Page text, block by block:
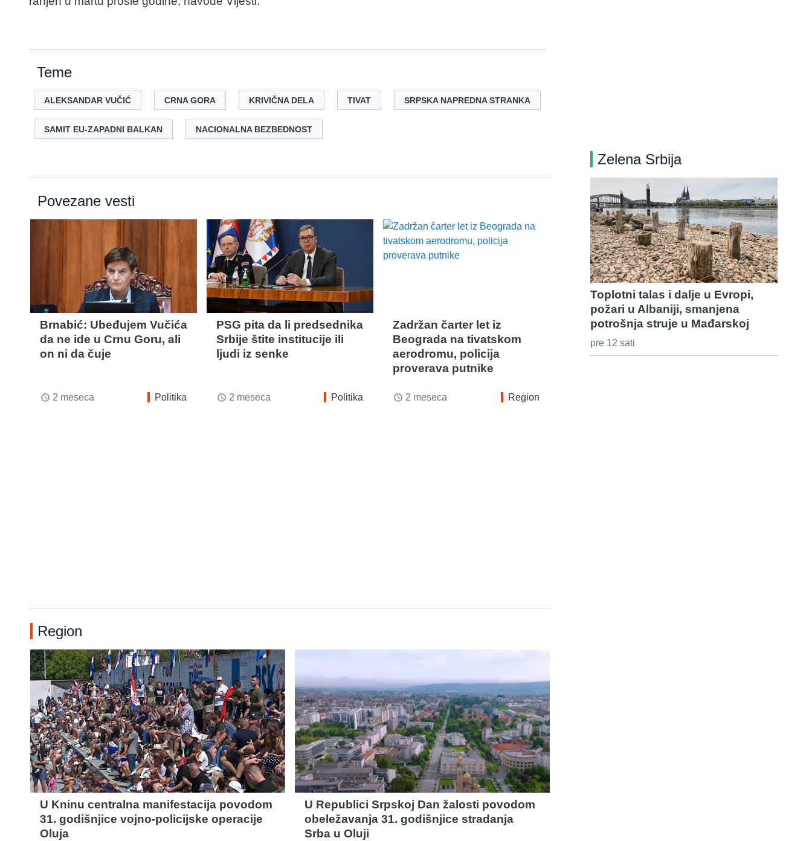
Teme
ALEKSANDAR VUČIĆ CRNA GORA KRIVIČNA DELA TIVAT SRPSKA NAPREDNA STRANKA
SAMIT EU-ZAPADNI BALKAN NACIONALNA BEZBEDNOST
Povezane vesti
Brnabić: Ubeđujem Vučića
da ne ide u Crnu Goru, ali
on ni da čuje
access_time 2 meseca Politika
PSG pita da li predsednika
Srbije štite institucije ili
ljudi iz senke
access_time 2 meseca Politika
Zadržan čarter let iz
Beograda na tivatskom
aerodromu, policija
proverava putnike
access_time 2 meseca Region
Region
U Kninu centralna manifestacija povodom
31. godišnjice vojno-policijske operacije
Oluja
U Republici Srpskoj Dan žalosti povodom
obeležavanja 31. godišnjice stradanja
Srba u Oluji
Zelena Srbija
Toplotni talas i dalje u Evropi,
požari u Albaniji, smanjena
potrošnja struje u Mađarskoj
pre 12 sati